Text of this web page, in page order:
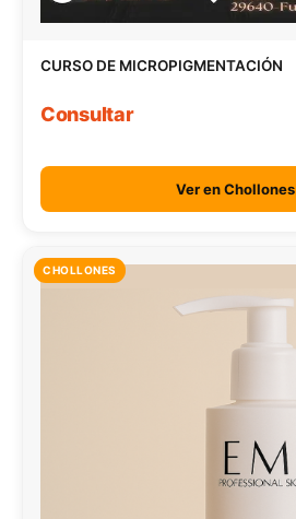
CURSO DE MICROPIGMENTACIÓN
Consultar
Ver en Chollones
CHOLLONES